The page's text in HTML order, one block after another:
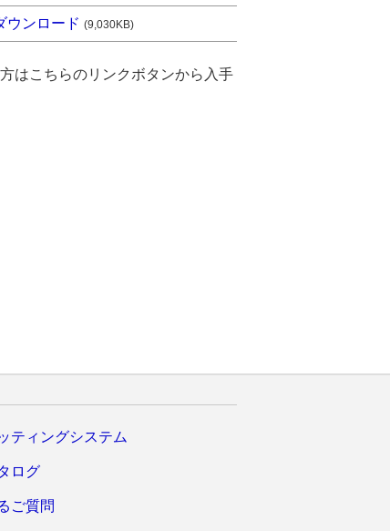
ウンロード (9,030KB)
はこちらのリンクボタンから入手
ティングシステム
ログ
ご質問